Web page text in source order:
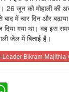
26 जून को मोहाली की
बाद में चार दिन और
दिया गया था। वह इस
जेल में बिताई है।
Bikram-